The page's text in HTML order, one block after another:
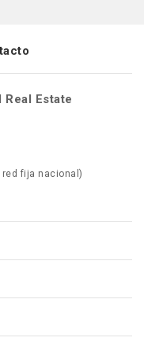
Estate
red fija nacional)